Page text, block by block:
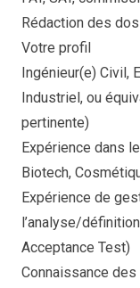
Rédaction des
Votre profil
Ingénieur(e) Civil,
Industriel, ou
pertinente)
Expérience dans
Biotech,
Expérience de
l’analyse/
Acceptance Test)
Connaissance